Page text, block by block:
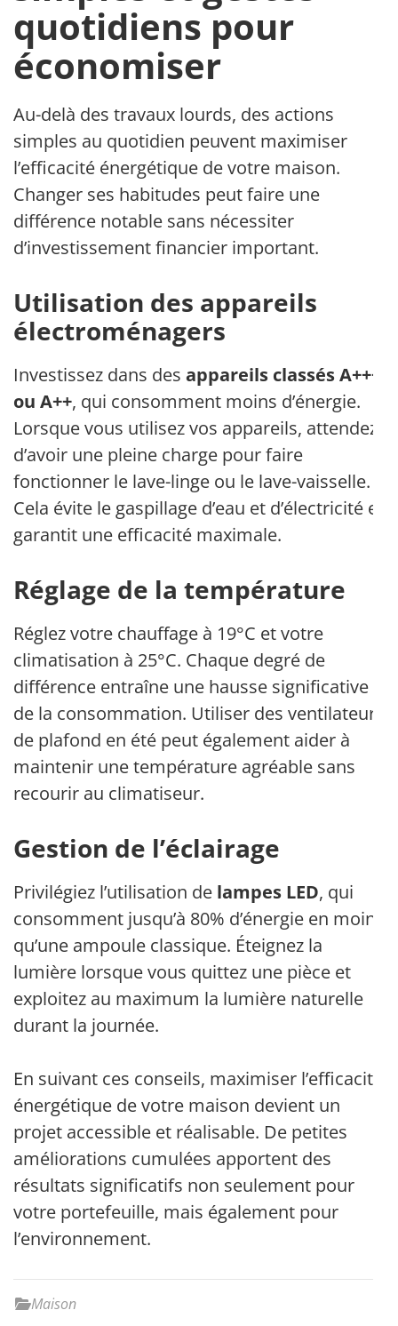
quotidiens pour
économiser
Au-delà des travaux lourds, des actions
simples au quotidien peuvent maximiser
l’efficacité énergétique de votre maison.
Changer ses habitudes peut faire une
différence notable sans nécessiter
d’investissement financier important.
Utilisation des appareils
électroménagers
Investissez dans des appareils classés A+++
ou A++, qui consomment moins d’énergie.
Lorsque vous utilisez vos appareils, attendez
d’avoir une pleine charge pour faire
fonctionner le lave-linge ou le lave-vaisselle.
Cela évite le gaspillage d’eau et d’électricité et
garantit une efficacité maximale.
Réglage de la température
Réglez votre chauffage à 19°C et votre
climatisation à 25°C. Chaque degré de
différence entraîne une hausse significative
de la consommation. Utiliser des ventilateurs
de plafond en été peut également aider à
maintenir une température agréable sans
recourir au climatiseur.
Gestion de l’éclairage
Privilégiez l’utilisation de lampes LED, qui
consomment jusqu’à 80% d’énergie en moins
qu’une ampoule classique. Éteignez la
lumière lorsque vous quittez une pièce et
exploitez au maximum la lumière naturelle
durant la journée.
En suivant ces conseils, maximiser l’efficacité
énergétique de votre maison devient un
projet accessible et réalisable. De petites
améliorations cumulées apportent des
résultats significatifs non seulement pour
votre portefeuille, mais également pour
l’environnement.
Maison